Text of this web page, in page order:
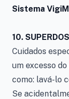
Sistema
10.
Cuidados
um excesso
como: lavá-lo
Se